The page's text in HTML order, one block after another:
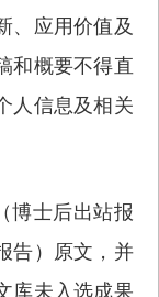
、应用价值及
和概要不得直
人信息及相关
博士后出站报
告）原文，并
库未入选成果